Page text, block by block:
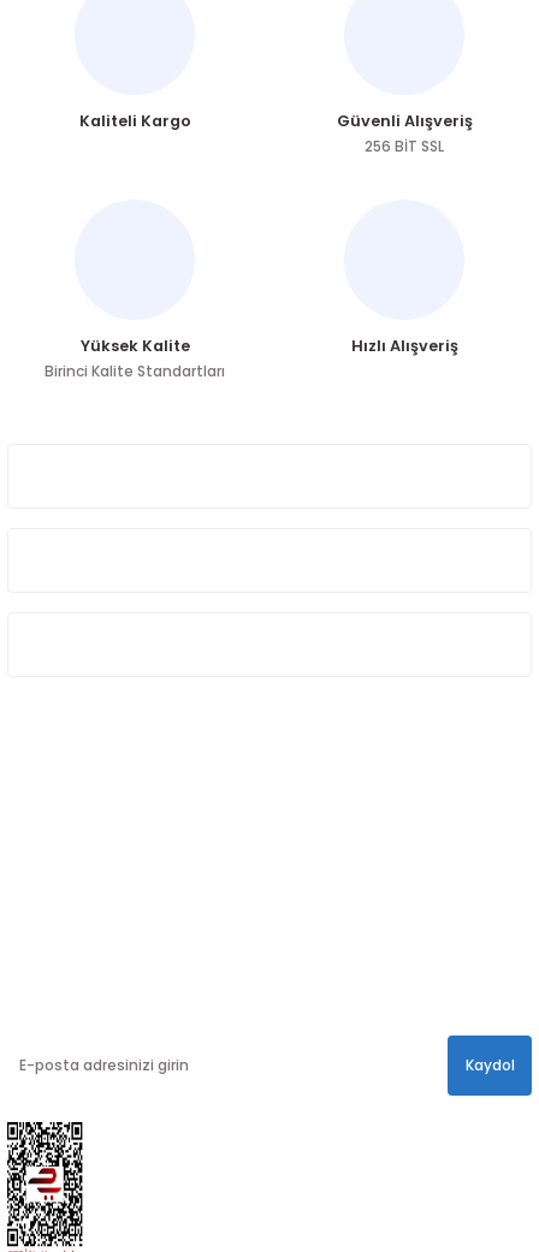
Ürün açıklamasında eksik bilgiler bulunuyor.
Kaliteli Kargo Güvenli Alışveriş
256 BİT SSL
Yüksek Kalite
Birinci Kalite Standartları
Hızlı Alışveriş
Kaydol